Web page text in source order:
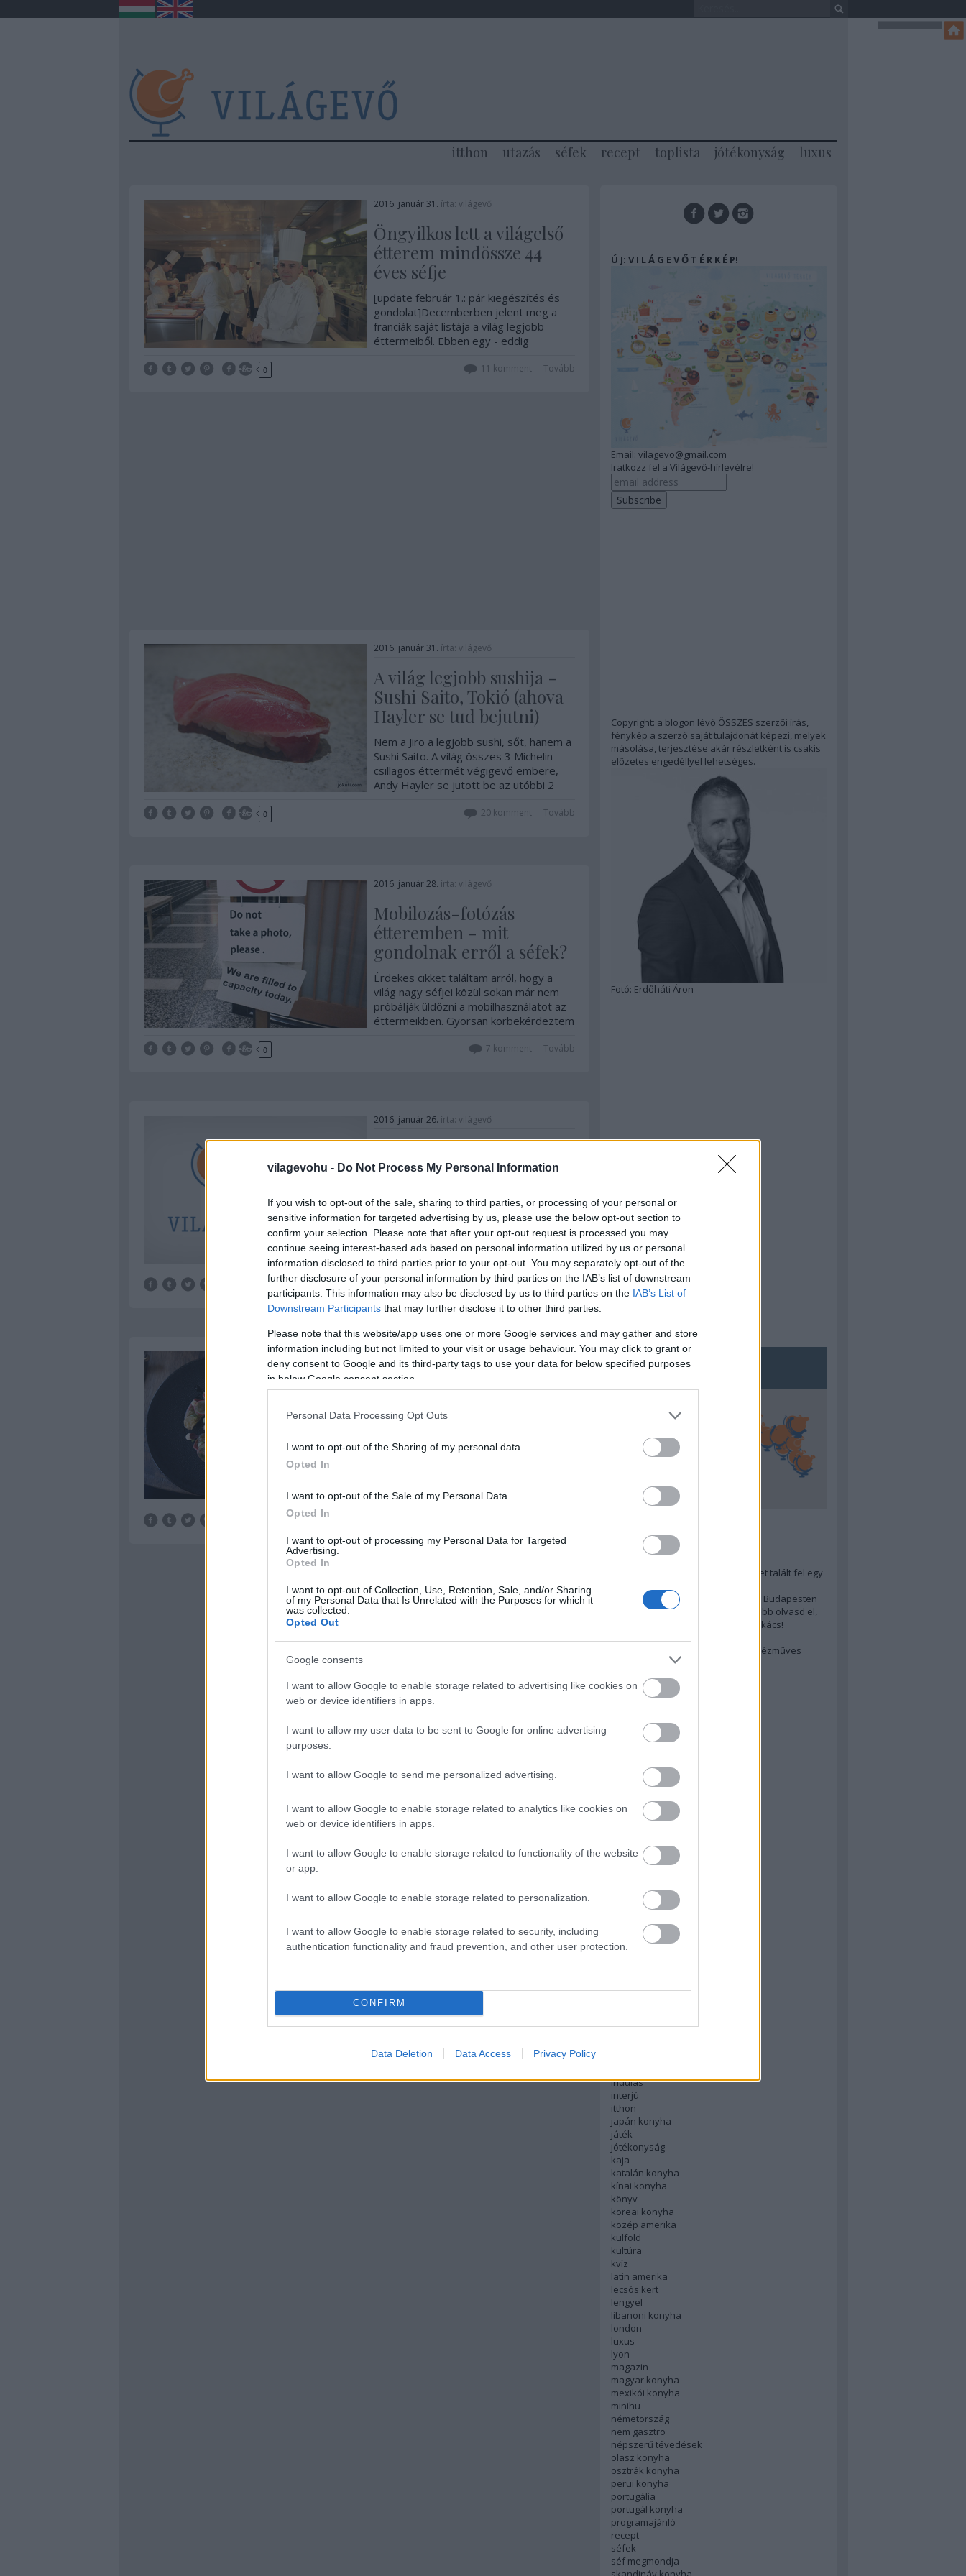
vilagevohu - Do Not Process My Personal Information
If you wish to opt-out of the sale, sharing to third parties, or processing of your personal or
sensitive information for targeted advertising by us, please use the below opt-out section to
confirm your selection. Please note that after your opt-out request is processed you may
continue seeing interest-based ads based on personal information utilized by us or personal
information disclosed to third parties prior to your opt-out. You may separately opt-out of the
further disclosure of your personal information by third parties on the IAB’s list of downstream
participants. This information may also be disclosed by us to third parties on the IAB’s List of
Downstream Participants that may further disclose it to other third parties.
Please note that this website/app uses one or more Google services and may gather and store
information including but not limited to your visit or usage behaviour. You may click to grant or
deny consent to Google and its third-party tags to use your data for below specified purposes
in below Google consent section.
Personal Data Processing Opt Outs
I want to opt-out of the Sharing of my personal data.
Opted In
I want to opt-out of the Sale of my Personal Data.
Opted In
I want to opt-out of processing my Personal Data for Targeted
Advertising.
Opted In
I want to opt-out of Collection, Use, Retention, Sale, and/or Sharing
of my Personal Data that Is Unrelated with the Purposes for which it
was collected.
Opted Out
Google consents
I want to allow Google to enable storage related to advertising like cookies on
web or device identifiers in apps.
I want to allow my user data to be sent to Google for online advertising
purposes.
I want to allow Google to send me personalized advertising.
I want to allow Google to enable storage related to analytics like cookies on
web or device identifiers in apps.
I want to allow Google to enable storage related to functionality of the website
or app.
I want to allow Google to enable storage related to personalization.
I want to allow Google to enable storage related to security, including
authentication functionality and fraud prevention, and other user protection.
CONFIRM
Data Deletion Data Access Privacy Policy
itthon utazás séfek recept toplista jótékonyság luxus
2016. január 31. írta: világevő
Öngyilkos lett a világelső
étterem mindössze 44
éves séfje
[update február 1.: pár kiegészítés és
gondolat]Decemberben jelent meg a
franciák saját listája a világ legjobb
éttermeiből. Ebben egy - eddig
első helyre. A séfje ma öngyilkos lett.
Tetszik 0 Tovább
11 komment
2016. január 31. írta: világevő
A világ legjobb sushija -
Sushi Saito, Tokió (ahova
Hayler se tud bejutni)
Nem a Jiro a legjobb sushi, sőt, hanem a
Sushi Saito. A világ összes 3 Michelin-
csillagos éttermét végigevő embere,
Andy Hayler se jutott be az utóbbi 2
Megmutatom, hogy milyen!
Tetszik 0 Tovább
20komment
2016. január 28. írta: világevő
Mobilozás-fotózás
étteremben - mit
gondolnak erről a séfek?
Érdekes cikket találtam arról, hogy a
világ nagy séfjei közül sokan már nem
próbálják üldözni a mobilhasználatot az
éttermeikben. Gyorsan körbekérdeztem
gondolnak erről. És szerinted? Jirónál
Tetszik 0 Tovább
7 komment
2016. január 26. írta: világevő
Világevő világtérkép
Nagy munkával felpakoltam az eddigi
most már onnan is lehet nézegetni a
posztokat. A legfőbb tanulság az volt,
hogy milyen borzasztó kevés
gasztroélményemet sikerült végül
megírnom...
Tovább
2 komment
2016. január 25. írta:világevő
A séf fehér lovon - Peter
úgy, mint a gourmet-k Mekkája, pedig
3 Michelin-csillagos Peter Knogl
Ú J: V I L Á G E V Ő T É R K É P!
Email: vilagevo@gmail.com
Iratkozz fel a Világevő-hírlevélre!
Copyright: a blogon lévő ÖSSZES szerzői írás,
fénykép a szerző saját tulajdonát képezi, melyek
másolása, terjesztése akár részletként is csakis
előzetes engedéllyel lehetséges.
Fotó: Erdőháti Áron
TOP5
Annyira menő Budapest-térképet talált fel egy
A 10 legjobb (elérhető árú) ebéd Budapesten
Szakács akarsz lenni? Akkor előbb olvasd el,
mit gondol erről egy magyar szakács!
Budapest rejtett kincsei: orosz kézműves
afrikai konyha
ázsiai konyha
baszk konyha
belgium
bocusedor
bocuse dor
dél amerika
english
északi konyha
francia konyha
holland konyha
indulás
interjú
itthon
japán konyha
játék
jótékonyság
kaja
katalán konyha
kínai konyha
könyv
koreai konyha
közép amerika
külföld
kultúra
kvíz
latin amerika
lecsós kert
lengyel
libanoni konyha
london
luxus
lyon
magazin
magyar konyha
mexikói konyha
minihu
németország
nem gasztro
népszerű tévedések
olasz konyha
osztrák konyha
perui konyha
portugália
portugál konyha
programajánló
recept
séfek
séf megmondja